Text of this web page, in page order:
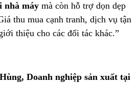
nhà máy mà còn hỗ trợ dọn dẹp
thu mua cạnh tranh, dịch vụ tận
thiệu cho các đối tác khác.”
Doanh nghiệp sản xuất tại